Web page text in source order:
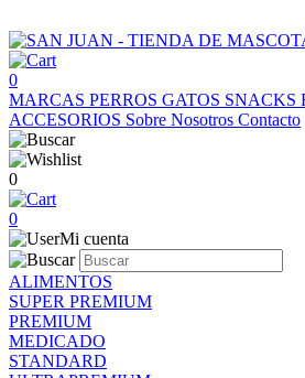
0
MARCAS PERROS GATOS SNACKS
ACCESORIOS Sobre Nosotros Contacto
0
0
Mi cuenta
ALIMENTOS
SUPER PREMIUM
PREMIUM
MEDICADO
STANDARD